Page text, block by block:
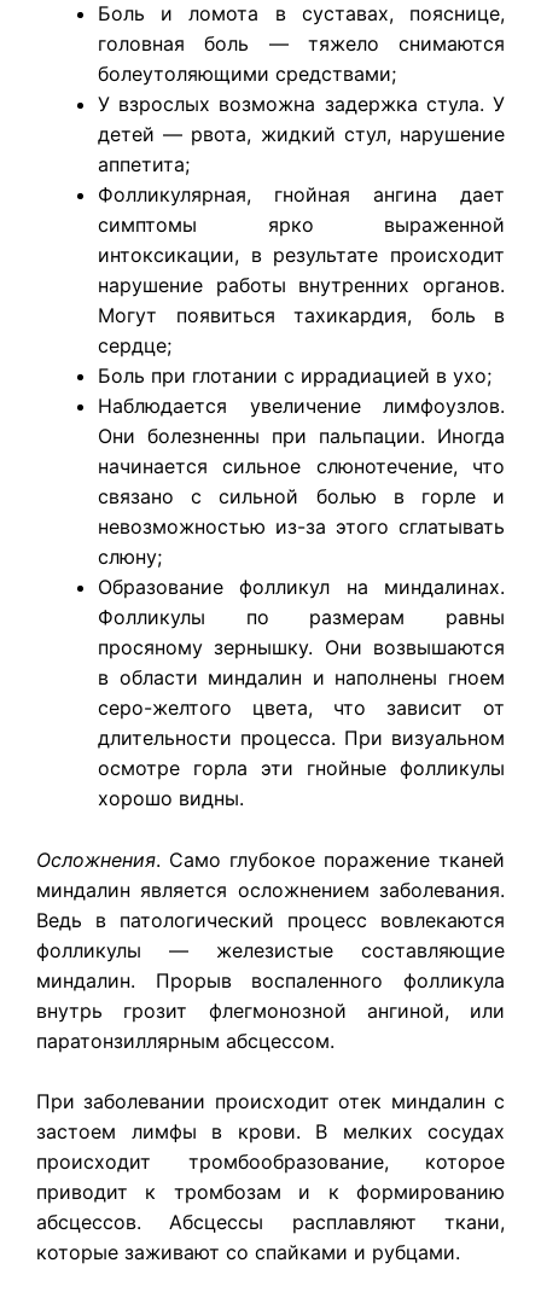
Боль и ломота в суставах, пояснице,
головная боль — тяжело снимаются
болеутоляющими средствами;
У взрослых возможна задержка стула. У
детей — рвота, жидкий стул, нарушение
аппетита;
Фолликулярная, гнойная ангина дает
симптомы ярко выраженной
интоксикации, в результате происходит
нарушение работы внутренних органов.
Могут появиться тахикардия, боль в
сердце;
Боль при глотании с иррадиацией в ухо;
Наблюдается увеличение лимфоузлов.
Они болезненны при пальпации. Иногда
начинается сильное слюнотечение, что
связано с сильной болью в горле и
невозможностью из-за этого сглатывать
слюну;
Образование фолликул на миндалинах.
Фолликулы по размерам равны
просяному зернышку. Они возвышаются
в области миндалин и наполнены гноем
серо-желтого цвета, что зависит от
длительности процесса. При визуальном
осмотре горла эти гнойные фолликулы
хорошо видны.
​Осложнения. Само глубокое поражение тканей
миндалин является осложнением заболевания.
Ведь в патологический процесс вовлекаются
фолликулы — железистые составляющие
миндалин. Прорыв воспаленного фолликула
внутрь грозит флегмонозной ангиной, или
паратонзиллярным абсцессом.
При заболевании происходит отек миндалин с
застоем лимфы в крови. В мелких сосудах
происходит тромбообразование, которое
приводит к тромбозам и к формированию
абсцессов. Абсцессы расплавляют ткани,
которые заживают со спайками и рубцами.